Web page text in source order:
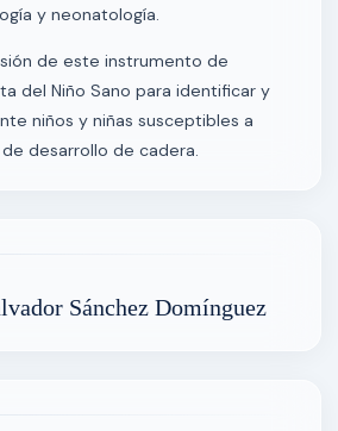
y neonatología.
de este instrumento de
del Niño Sano para identificar y
niños y niñas susceptibles a
desarrollo de cadera.
Sánchez Domínguez